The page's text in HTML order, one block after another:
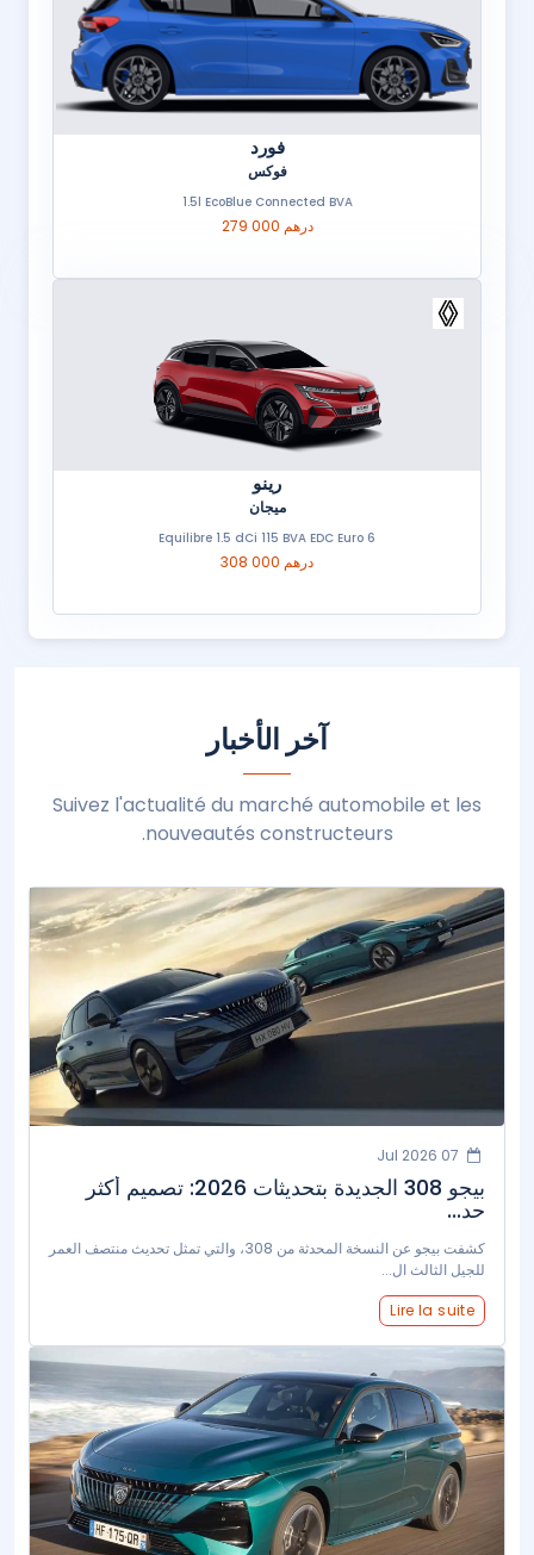
فورد
فوكس
1.5l EcoBlue Connected BVA
279 000 درهم
رينو
ميجان
Equilibre 1.5 dCi 115 BVA EDC Euro 6
308 000 درهم
آخر الأخبار
Suivez l'actualité du marché automobile et les
nouveautés constructeurs.
بيجو 308 الجديدة بتحديثات 2026: تصميم أكثر
حد...
كشفت بيجو عن النسخة المحدثة من 308، والتي تمثل تحديث منتصف العمر
للجيل الثالث ال...
Lire la suite